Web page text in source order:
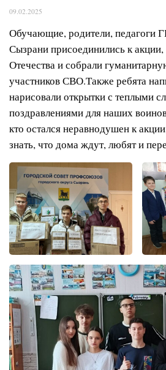
09.02.2025
Обучающие, родители,
Сызрани присоединились к
Отечества и собрали
участников СВО.Также ребята
нарисовали открытки с теплыми
поздравлениями для наших
кто остался неравнодушен к
знать, что дома ждут, любят и